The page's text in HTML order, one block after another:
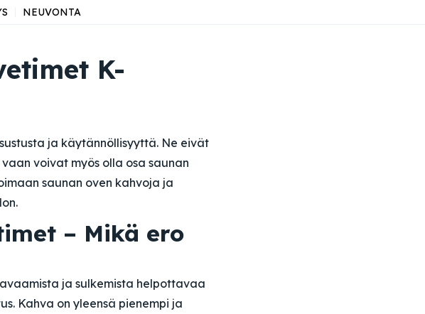
NEUVONTA
K-
ja käytännöllisyyttä. Ne eivät
voivat myös olla osa saunan
saunan oven kahvoja ja
– Mikä ero
ja sulkemista helpottavaa
Kahva on yleensä pienempi ja